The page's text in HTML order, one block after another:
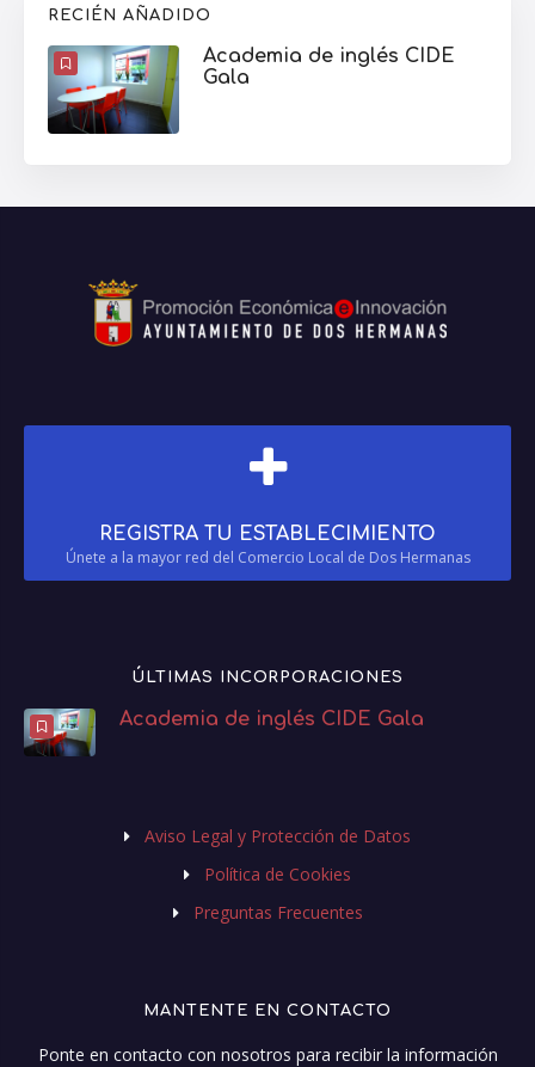
RECIÉN AÑADIDO
Academia de inglés CIDE
Gala
REGISTRA TU ESTABLECIMIENTO
Únete a la mayor red del Comercio Local de Dos Hermanas
ÚLTIMAS INCORPORACIONES
Academia de inglés CIDE Gala
Aviso Legal y Protección de Datos
Política de Cookies
Preguntas Frecuentes
MANTENTE EN CONTACTO
Ponte en contacto con nosotros para recibir la información